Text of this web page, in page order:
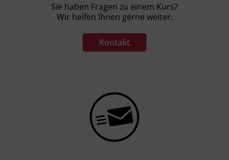
Kursbesuchsbestätigung
Anmeldeschluss: Einen Tag vor der
Der Zoom-Link für die Online Veranstaltung
Sie haben Fragen zu einem Kurs?
Wir helfen Ihnen gerne weiter.
Kontakt